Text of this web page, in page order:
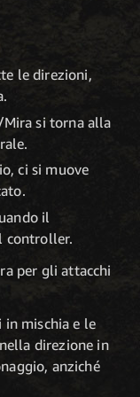
le direzioni,
si torna alla
ci si muove
il
controller.
per gli attacchi
in mischia e le
direzione in
anziché